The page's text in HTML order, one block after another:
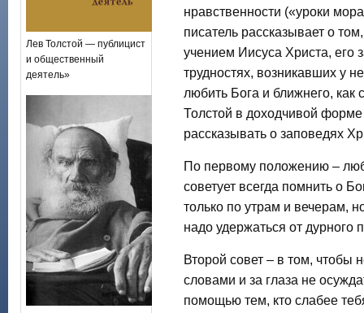
Лев Толстой — публицист
и общественный
деятель»
нравственности («уроки
писатель рассказывает о
учением Иисуса Христа, его
трудностях, возникавших у
любить Бога и ближнего, как
Толстой в доходчивой форме
рассказывать о заповедях
По первому положению –
советует всегда помнить о
только по утрам и вечерам,
надо удержаться от дурного
Второй совет – в том, чтобы
словами и за глаза не
помощью тем, кто слабее